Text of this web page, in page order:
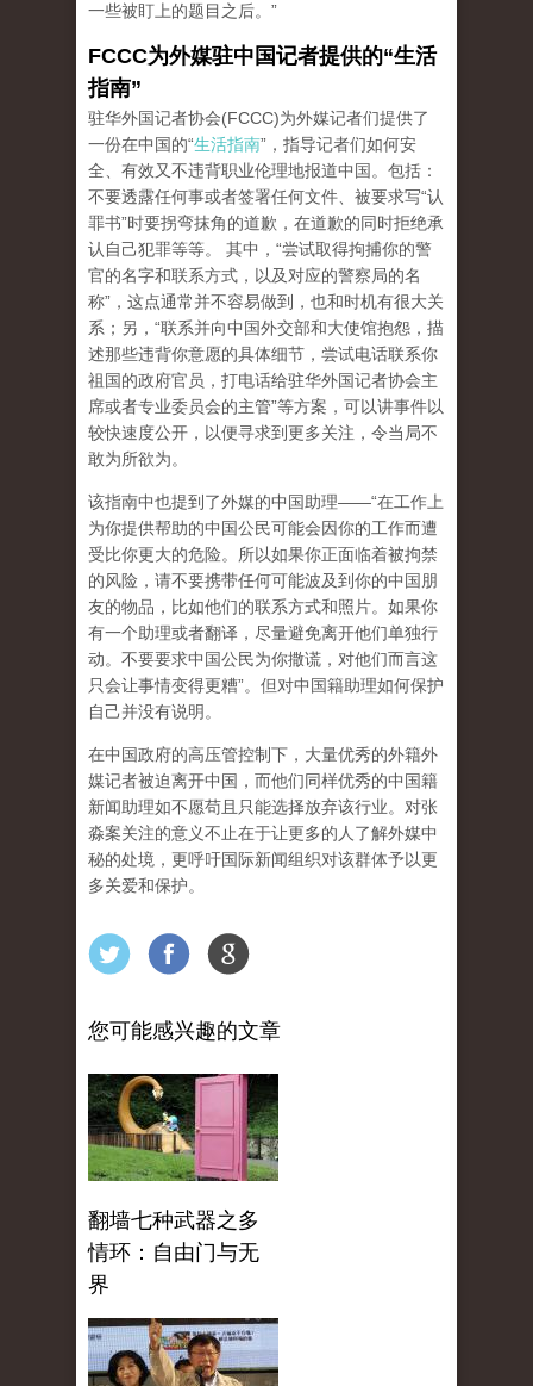
一些被盯上的题目之后。”
FCCC为外媒驻中国记者提供的“生活
指南”
驻华外国记者协会(FCCC)为外媒记者们提供了
一份在中国的“生活指南”，指导记者们如何安
全、有效又不违背职业伦理地报道中国。包括：
不要透露任何事或者签署任何文件、被要求写“认
罪书”时要拐弯抹角的道歉，在道歉的同时拒绝承
认自己犯罪等等。 其中，“尝试取得拘捕你的警
官的名字和联系方式，以及对应的警察局的名
称”，这点通常并不容易做到，也和时机有很大关
系；另，“联系并向中国外交部和大使馆抱怨，描
述那些违背你意愿的具体细节，尝试电话联系你
祖国的政府官员，打电话给驻华外国记者协会主
席或者专业委员会的主管”等方案，可以讲事件以
较快速度公开，以便寻求到更多关注，令当局不
敢为所欲为。
该指南中也提到了外媒的中国助理——“在工作上
为你提供帮助的中国公民可能会因你的工作而遭
受比你更大的危险。所以如果你正面临着被拘禁
的风险，请不要携带任何可能波及到你的中国朋
友的物品，比如他们的联系方式和照片。如果你
有一个助理或者翻译，尽量避免离开他们单独行
动。不要要求中国公民为你撒谎，对他们而言这
只会让事情变得更糟”。但对中国籍助理如何保护
自己并没有说明。
在中国政府的高压管控制下，大量优秀的外籍外
媒记者被迫离开中国，而他们同样优秀的中国籍
新闻助理如不愿苟且只能选择放弃该行业。对张
淼案关注的意义不止在于让更多的人了解外媒中
秘的处境，更呼吁国际新闻组织对该群体予以更
多关爱和保护。
您可能感兴趣的文章
翻墙七种武器之多
情环：自由门与无
界